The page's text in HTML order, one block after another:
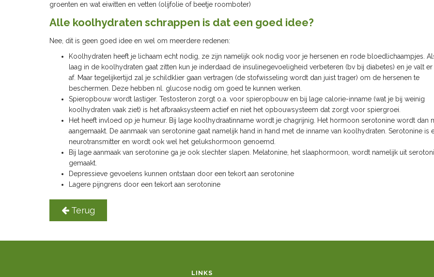
groenten en wat eiwitten en vetten (olijfolie of beetje roomboter)
Alle koolhydraten schrappen is dat een goed idee?
Nee, dit is geen goed idee en wel om meerdere redenen:
Koolhydraten heeft je lichaam echt nodig, ze zijn namelijk ook nodig voor je hersenen en rode bloedlichaampjes.
laag in de koolhydraten gaat zitten kun je inderdaad de insulinegevoeligheid verbeteren (bv bij diabetes) en je valt er
af. Maar tegelijkertijd zal je schildklier gaan vertragen (de stofwisseling wordt dan juist trager) om de hersenen te
beschermen. Deze hebben nl. glucose nodig om goed te kunnen werken.
Spieropbouw wordt lastiger. Testosteron zorgt o.a. voor spieropbouw en bij lage calorie-inname (wat je bij weinig
koolhydraten vaak ziet) is het afbraaksysteem actief en niet het opbouwsysteem dat zorgt voor spiergroei.
Het heeft invloed op je humeur. Bij lage koolhydraatinname wordt je chagrijnig. Het hormoon serotonine wordt dan
aangemaakt. De aanmaak van serotonine gaat namelijk hand in hand met de inname van koolhydraten. Serotonine is
neurotransmitter en wordt ook wel het gelukshormoon genoemd.
Bij lage aanmaak van serotonine ga je ook slechter slapen. Melatonine, het slaaphormoon, wordt namelijk uit
gemaakt.
Depressieve gevoelens kunnen ontstaan door een tekort aan serotonine
Lagere pijngrens door een tekort aan serotonine
Terug
LINKS